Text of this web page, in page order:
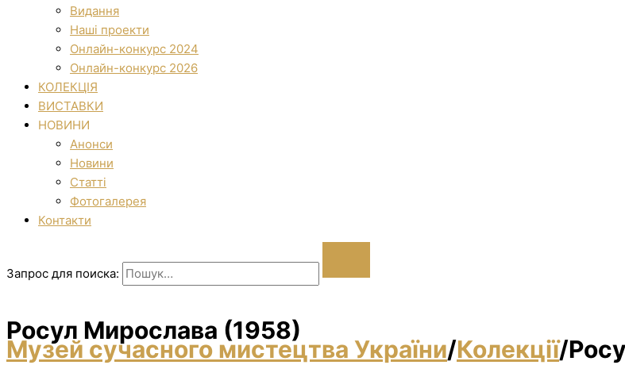
Видання
Наші проекти
Онлайн-конкурс 2024
Онлайн-конкурс 2026
КОЛЕКЦІЯ
ВИСТАВКИ
НОВИНИ
Анонси
Новини
Статті
Фотогалерея
Контакти
Запрос для поиска:
Росул Мирослава (1958)
Музей сучасного мистецтва України/Колекції/